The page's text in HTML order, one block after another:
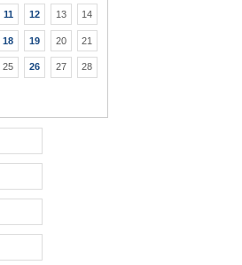
11 12 13 14
18 19 20 21
25 26 27 28